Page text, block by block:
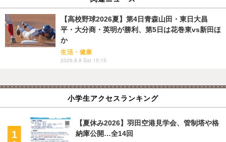
【高校野球2026夏】第4日青森山田・東日大昌
平・大分商・英明が勝利、第5日は花巻東vs新田ほ
か
生活・健康
2026.8.8 Sat 15:15
小学生アクセスランキング
【夏休み2026】羽田空港見学会、管制塔や格
納庫公開…全14回